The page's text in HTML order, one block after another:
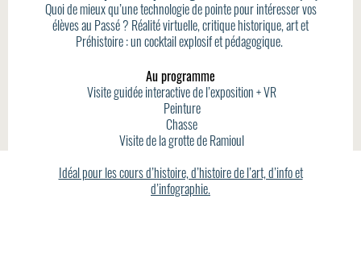
Quoi de mieux qu’une technologie de pointe pour intéresser vos
élèves au Passé ? Réalité virtuelle, critique historique, art et
Préhistoire : un cocktail explosif et pédagogique.
Au programme
Visite guidée interactive de l’exposition + VR
Peinture
Chasse
Visite de la grotte de Ramioul
Idéal pour les cours d’histoire, d’histoire de l’art, d’info et
d’infographie.